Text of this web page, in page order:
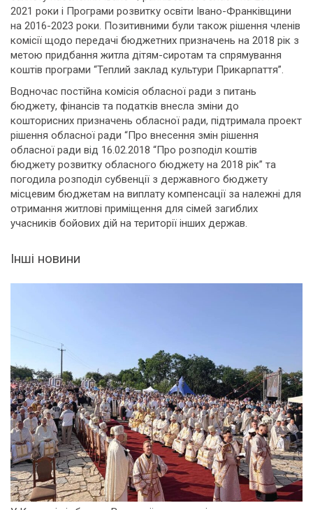
2021 роки і Програми розвитку освіти Івано-Франківщини
на 2016-2023 роки. Позитивними були також рішення членів
комісії щодо передачі бюджетних призначень на 2018 рік з
метою придбання житла дітям-сиротам та спрямування
коштів програми “Теплий заклад культури Прикарпаття”.
Водночас постійна комісія обласної ради з питань
бюджету, фінансів та податків внесла зміни до
кошторисних призначень обласної ради, підтримала проект
рішення обласної ради “Про внесення змін рішення
обласної ради від 16.02.2018 “Про розподіл коштів
бюджету розвитку обласного бюджету на 2018 рік” та
погодила розподіл субвенції з державного бюджету
місцевим бюджетам на виплату компенсації за належні для
отримання житлові приміщення для сімей загиблих
учасників бойових дій на території інших держав.
Інші новини